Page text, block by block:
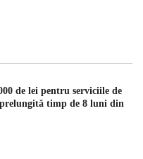
de lei pentru serviciile de
timp de 8 luni din